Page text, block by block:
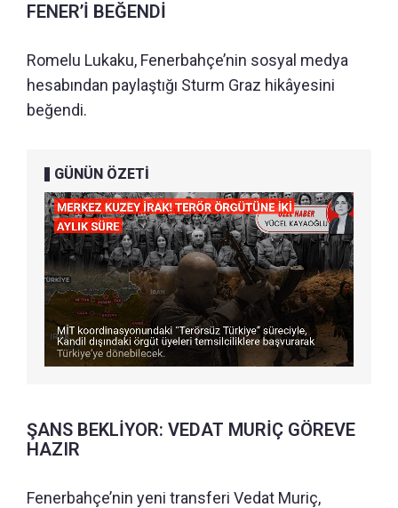
FENER’İ BEĞENDİ
Romelu Lukaku, Fenerbahçe’nin sosyal medya
hesabından paylaştığı Sturm Graz hikâyesini
beğendi.
GÜNÜN ÖZETİ
ŞANS BEKLİYOR: VEDAT MURİÇ GÖREVE
HAZIR
Fenerbahçe’nin yeni transferi Vedat Muriç,